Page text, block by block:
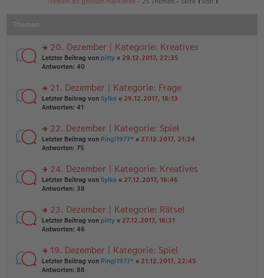
rs
te
n
g
el
e
n
er
tr
a
g
20. Dezember | Kategorie: Kreatives
Letzter Beitrag von pitty « 29.12.2017, 22:35
Antworten: 40
rs
te
n
g
el
e
n
er
tr
a
g
21. Dezember | Kategorie: Frage
Letzter Beitrag von Sylke « 29.12.2017, 16:13
Antworten: 41
rs
te
n
g
el
e
n
er
tr
a
g
22. Dezember | Kategorie: Spiel
Letzter Beitrag von Pingi1977* « 27.12.2017, 21:24
Antworten: 75
rs
te
n
g
el
e
n
er
24. Dezember | Kategorie: Kreatives
Letzter Beitrag von Sylke « 27.12.2017, 16:46
Antworten: 38
rs
te
n
g
el
23. Dezember | Kategorie: Rätsel
Letzter Beitrag von pitty « 27.12.2017, 16:31
Antworten: 46
rs
te
19. Dezember | Kategorie: Spiel
Letzter Beitrag von Pingi1977* « 21.12.2017, 22:45
Antworten: 88